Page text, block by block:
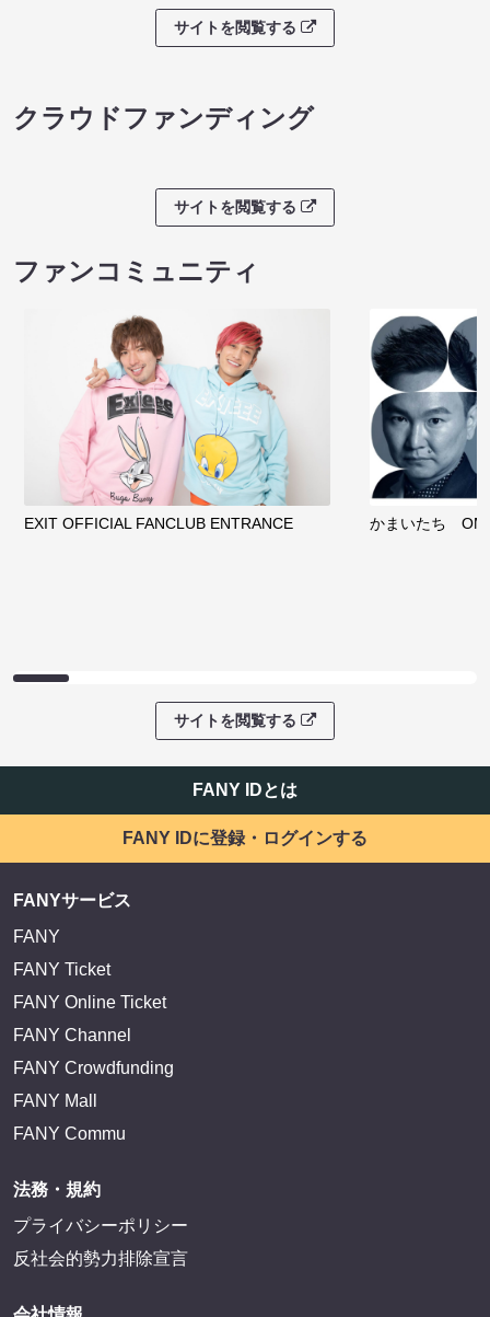
サイトを閲覧する
クラウドファンディング
サイトを閲覧する
ファンコミュニティ
EXIT OFFICIAL FANCLUB ENTRANCE かまいたち
サイトを閲覧する
FANY IDとは
FANY IDに登録・ログインする
FANYサービス
FANY
FANY Ticket
FANY Online Ticket
FANY Channel
FANY Crowdfunding
FANY Mall
FANY Commu
法務・規約
プライバシーポリシー
反社会的勢力排除宣言